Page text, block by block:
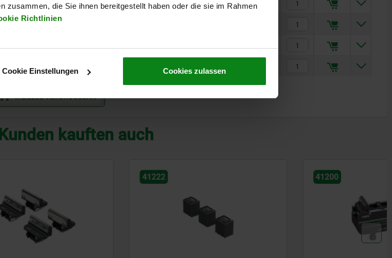
zusammen, die Sie ihnen bereitgestellt haben oder die sie im Rahmen
Richtlinien
Cookie Einstellungen Cookies zulassen
24 15 205,49 CHF
30
50
TABELLE VERGRÖSSERN
kauften auch